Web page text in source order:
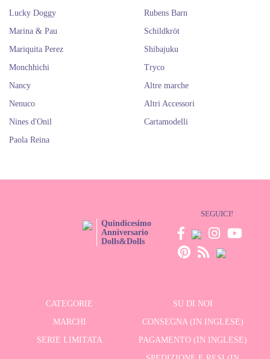
Lucky Doggy
Marina & Pau
Mariquita Perez
Monchhichi
Nancy
Nenuco
Nines d'Onil
Paola Reina
Rubens Barn
Schildkröt
Shibajuku
Tryco
Altre marche
Altri Accessori
Cartamodelli
Quindicesimo
Anniversario
Dolls&Dolls
SEGUICI!
CATEGORIE
SU DI NOI
MARCHI
CONSEGNA (IN INGLESE)
SERIE LIMITATA
PAGAMENTO (IN INGLESE)